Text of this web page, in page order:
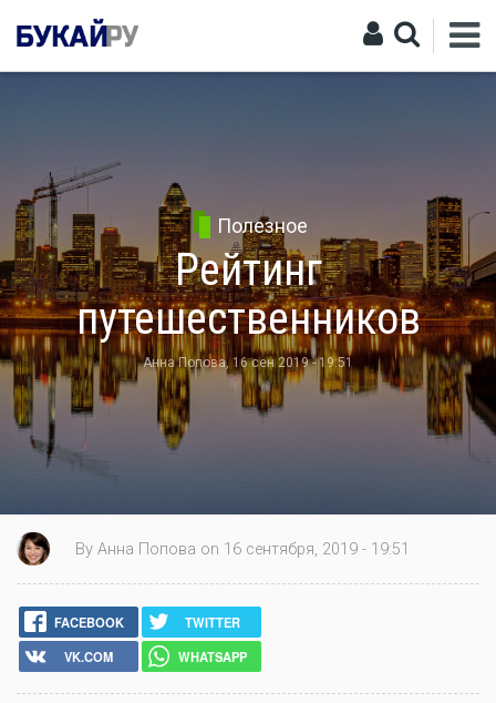
Полезное
Рейтинг
путешественников
Анна Попова, 16 сен 2019 - 19:51
By Анна Попова on 16 сентября, 2019 - 19:51
FACEBOOK
TWITTER
VK.COM
WHATSAPP